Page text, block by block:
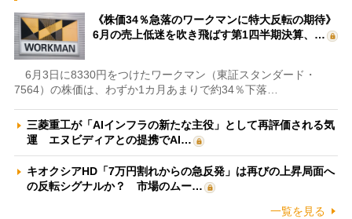
《株価34％急落のワークマンに特大反転の期待》
6月の売上低迷を吹き飛ばす第1四半期決算、…
6月3日に8330円をつけたワークマン（東証スタンダード・
7564）の株価は、わずか1カ月あまりで約34％下落…
三菱重工が「AIインフラの新たな主役」として再評価される気
運 エヌビディアとの提携でAI…
キオクシアHD「7万円割れからの急反発」は再びの上昇局面へ
の反転シグナルか？ 市場のムー…
一覧を見る